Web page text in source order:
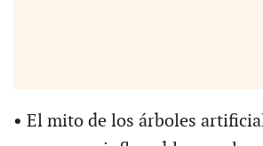
• El mito de los árboles